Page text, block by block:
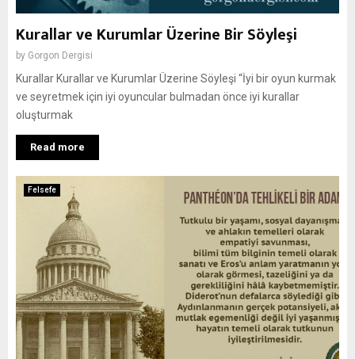
Kurallar ve Kurumlar Üzerine Bir Söyleşi
by Gorgon Dergisi
Kurallar Kurallar ve Kurumlar Üzerine Söyleşi “İyi bir oyun kurmak
ve seyretmek için iyi oyuncular bulmadan önce iyi kurallar
oluşturmak
Read more
Felsefe